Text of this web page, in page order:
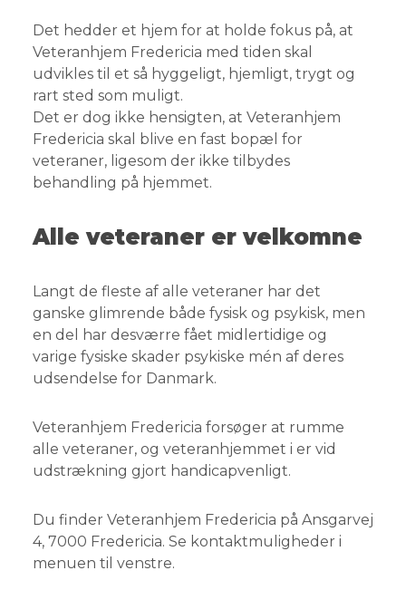
Det hedder et hjem for at holde fokus på, at
Veteranhjem Fredericia med tiden skal
udvikles til et så hyggeligt, hjemligt, trygt og
rart sted som muligt.
Det er dog ikke hensigten, at Veteranhjem
Fredericia skal blive en fast bopæl for
veteraner, ligesom der ikke tilbydes
behandling på hjemmet.
Alle veteraner er velkomne
Langt de fleste af alle veteraner har det
ganske glimrende både fysisk og psykisk, men
en del har desværre fået midlertidige og
varige fysiske skader psykiske mén af deres
udsendelse for Danmark.
Veteranhjem Fredericia forsøger at rumme
alle veteraner, og veteranhjemmet i er vid
udstrækning gjort handicapvenligt.
Du finder Veteranhjem Fredericia på Ansgarvej
4, 7000 Fredericia. Se kontaktmuligheder i
menuen til venstre.